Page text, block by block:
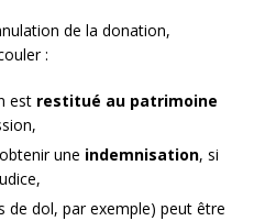
de la donation,
:
est restitué au patrimoine
une indemnisation, si
de dol, par exemple) peut être